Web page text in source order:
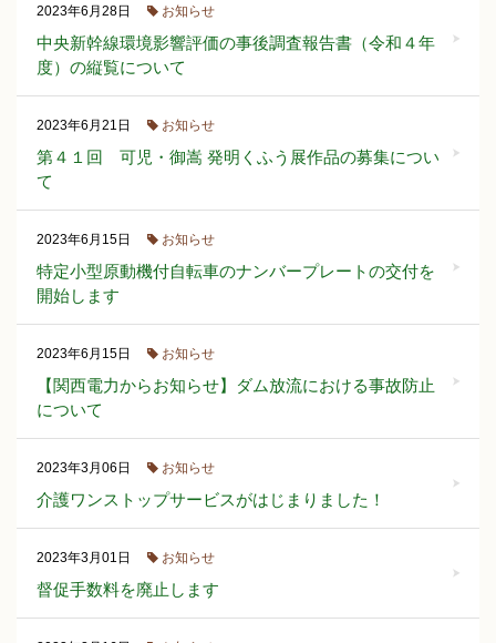
2023年6月28日 お知らせ
中央新幹線環境影響評価の事後調査報告書（令和４年
度）の縦覧について
2023年6月21日 お知らせ
第４１回 可児・御嵩 発明くふう展作品の募集につい
て
2023年6月15日 お知らせ
特定小型原動機付自転車のナンバープレートの交付を
開始します
2023年6月15日 お知らせ
【関西電力からお知らせ】ダム放流における事故防止
について
2023年3月06日 お知らせ
介護ワンストップサービスがはじまりました！
2023年3月01日 お知らせ
督促手数料を廃止します